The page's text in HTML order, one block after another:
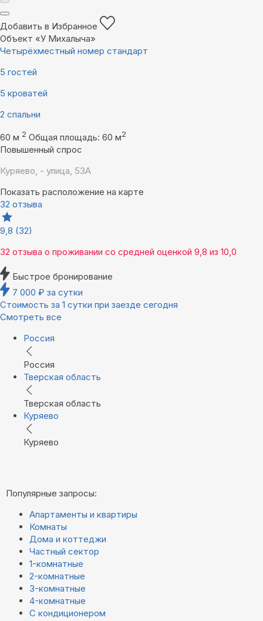
Добавить в Избранное
Объект «У Михалыча»
Четырёхместный номер стандарт
5 гостей
5 кроватей
2 спальни
60 м 2 Общая площадь: 60 м2
Повышенный спрос
Куряево, - улица, 53А
Показать расположение на карте
32 отзыва
9,8 (32)
32 отзыва о проживании со средней оценкой 9,8 из 10,0
Быстрое бронирование
7 000 ₽ за сутки
Стоимость за 1 сутки при заезде сегодня
Смотреть все
Россия
Россия
Тверская область
Тверская область
Куряево
Куряево
Популярные запросы:
Апартаменты и квартиры
Комнаты
Дома и коттеджи
Частный сектор
1-комнатные
2-комнатные
3-комнатные
4-комнатные
С кондиционером